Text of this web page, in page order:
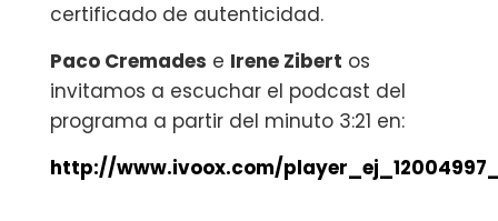
certificado de autenticidad.
Paco Cremades‬ e ‪ Irene Zibert‬ os
invitamos a escuchar el podcast del
programa a partir del minuto 3:21 en:
http://www.ivoox.com/